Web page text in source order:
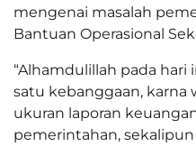
mengenai masalah
Bantuan Operasional
“Alhamdulillah pada hari
satu kebanggaan, karna
ukuran laporan
pemerintahan,